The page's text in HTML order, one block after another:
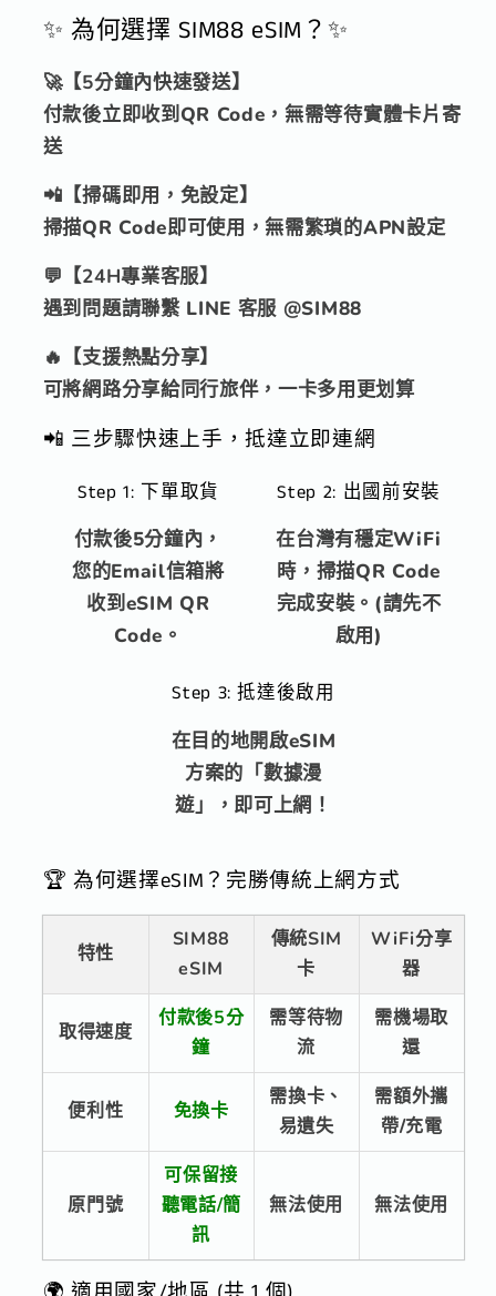
日
1~3GB
高
速
流
量
｜
免
換
卡
即
買
用
減
少
日
1~3GB
高
速
｜
免
換
卡
即
買
用
數
增
加
✨ 為何選擇 SIM88 eSIM？✨
🚀【5分鐘內快速發送】
付款後立即收到QR Code，無需等待實體卡片寄
送
📲【掃碼即用，免設定】
掃描QR Code即可使用，無需繁瑣的APN設定
💬【24H專業客服】
遇到問題請聯繫 LINE 客服 @SIM88
🔥【支援熱點分享】
可將網路分享給同行旅伴，一卡多用更划算
📲 三步驟快速上手，抵達立即連網
Step 1: 下單取貨
付款後5分鐘內，
您的Email信箱將
收到eSIM QR
Code。
Step 2: 出國前安裝
在台灣有穩定WiFi
時，掃描QR Code
完成安裝。(請先不
啟用)
Step 3: 抵達後啟用
在目的地開啟eSIM
方案的「數據漫
遊」，即可上網！
🏆 為何選擇eSIM？完勝傳統上網方式
特性
SIM88
eSIM
傳統SIM
卡
WiFi分享
器
取得速度
付款後5分
鐘
需等待物
流
需機場取
還
便利性 免換卡
需換卡、
易遺失
需額外攜
帶/充電
原門號
可保留接
聽電話/簡
訊
無法使用 無法使用